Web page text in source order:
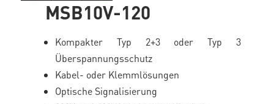
MSB10V-120
Kompakter Typ 2+3 oder Typ 3
Überspannungsschutz
Kabel- oder Klemmlösungen
Optische Signalisierung